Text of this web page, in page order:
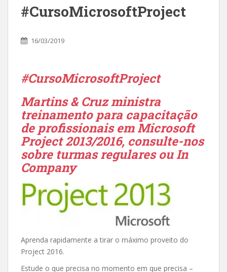
#CursoMicrosoftProject
16/03/2019
#CursoMicrosoftProject
Martins & Cruz ministra
treinamento para capacitação
de profissionais em Microsoft
Project 2013/2016, consulte-nos
sobre turmas regulares ou In
Company
Aprenda rapidamente a tirar o máximo proveito do
Project 2016.
Estude o que precisa no momento em que precisa –